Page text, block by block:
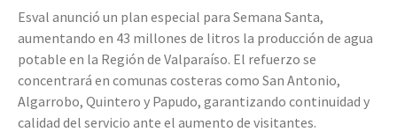
Esval anunció un plan especial para Semana Santa,
aumentando en 43 millones de litros la producción de agua
potable en la Región de Valparaíso. El refuerzo se
concentrará en comunas costeras como San Antonio,
Algarrobo, Quintero y Papudo, garantizando continuidad y
calidad del servicio ante el aumento de visitantes.